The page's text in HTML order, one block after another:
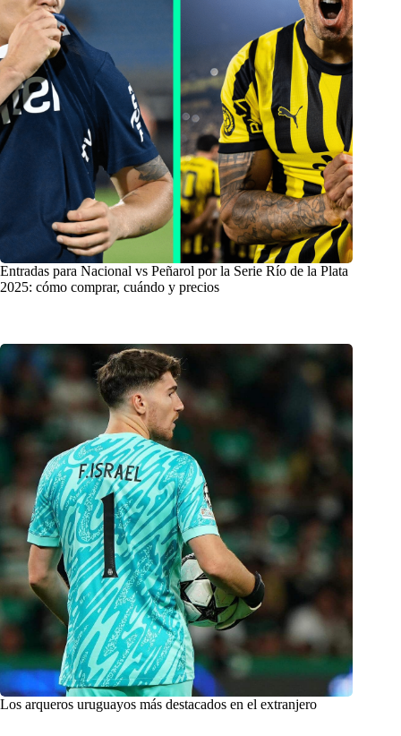
Entradas para Nacional vs Peñarol por la Serie Río de la Plata
2025: cómo comprar, cuándo y precios
Los arqueros uruguayos más destacados en el extranjero